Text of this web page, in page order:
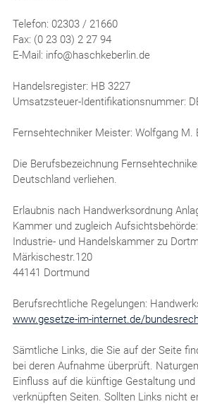
Telefon: 02303 / 21660
Fax: (0 23 03) 2 27 94
E-Mail: info@haschkeberlin.de
Handelsregister: HB 3227
Umsatzsteuer-Identifikationsnummer:
Fernsehtechniker Meister: Wolfgang M.
Die Berufsbezeichnung
Deutschland verliehen.
Erlaubnis nach Handwerksordnung
Kammer und zugleich Aufsichtsbehörde:
Industrie- und Handelskammer zu
Märkischestr.120
44141 Dortmund
Berufsrechtliche Regelungen:
www.gesetze-im-internet.de/
Sämtliche Links, die Sie auf der Seite
bei deren Aufnahme überprüft.
Einfluss auf die künftige Gestaltung
verknüpften Seiten. Sollten Links nicht